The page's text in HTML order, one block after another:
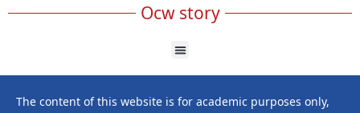
Ocw story
The content of this website is for academic purposes only,